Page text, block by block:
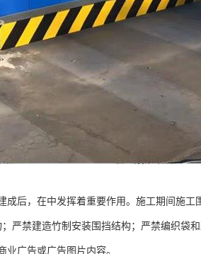
后，在中发挥着重要作用。施工期间施工
严禁建造竹制安装围挡结构；严禁编织袋
广告或广告图片内容。